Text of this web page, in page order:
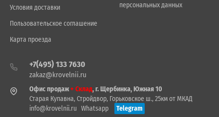
Условия доставки
Пользовательское соглашение
Карта проезда
персональных данных
+7(495) 133 7630
zakaz@krovelnii.ru
Офис продаж+ Склад, г. Щербинка, Южная 10
Старая Купавна, Стройдвор, Горьковское ш., 25км от МКАД
info@krovelnii.ru Whatsapp
Telegram